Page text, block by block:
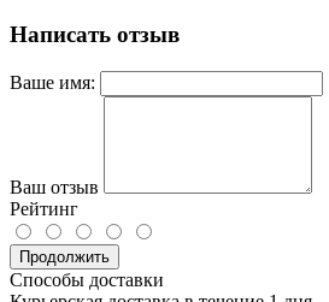
Написать отзыв
Ваше имя:
Ваш отзыв
Рейтинг
Продолжить
Способы доставки